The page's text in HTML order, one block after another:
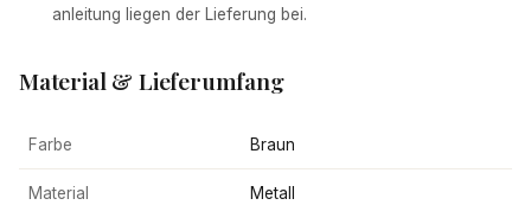
anleitung liegen der Lieferung bei.
Material & Lieferumfang
Farbe Braun
Material Metall